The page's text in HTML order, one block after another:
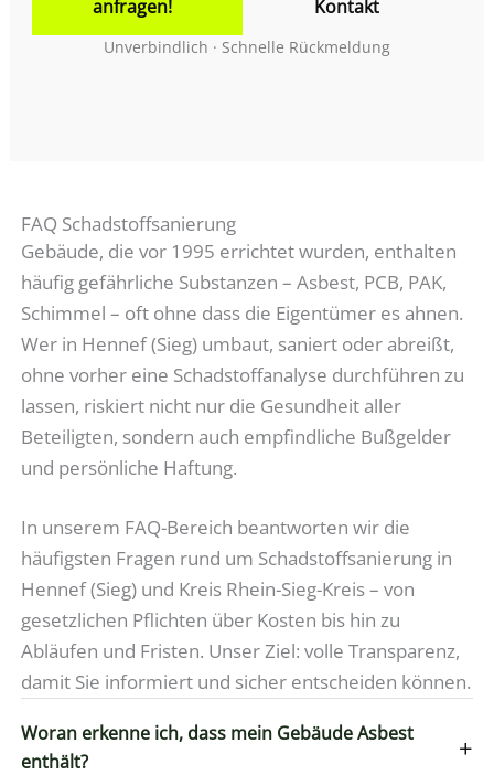
anfragen! Kontakt
Unverbindlich · Schnelle Rückmeldung
FAQ Schadstoffsanierung
Gebäude, die vor 1995 errichtet wurden, enthalten
häufig gefährliche Substanzen – Asbest, PCB, PAK,
Schimmel – oft ohne dass die Eigentümer es ahnen.
Wer in Hennef (Sieg) umbaut, saniert oder abreißt,
ohne vorher eine Schadstoffanalyse durchführen zu
lassen, riskiert nicht nur die Gesundheit aller
Beteiligten, sondern auch empfindliche Bußgelder
und persönliche Haftung.
In unserem FAQ-Bereich beantworten wir die
häufigsten Fragen rund um Schadstoffsanierung in
Hennef (Sieg) und Kreis Rhein-Sieg-Kreis – von
gesetzlichen Pflichten über Kosten bis hin zu
Abläufen und Fristen. Unser Ziel: volle Transparenz,
damit Sie informiert und sicher entscheiden können.
Woran erkenne ich, dass mein Gebäude Asbest
enthält?
+